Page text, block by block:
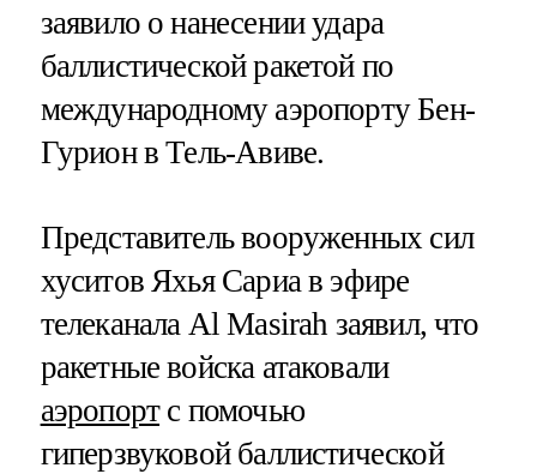
заявило о нанесении удара
баллистической ракетой по
международному аэропорту Бен-
Гурион в Тель-Авиве.
Представитель вооруженных сил
хуситов Яхья Сариа в эфире
телеканала Al Masirah заявил, что
ракетные войска атаковали
аэропортс помочью
гиперзвуковой баллистической